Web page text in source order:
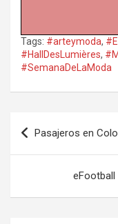
Tags: #arteymoda,
#HallDesLumières,
#SemanaDeLaModa
Navegación
de
entradas
Pasajeros en
eFootball